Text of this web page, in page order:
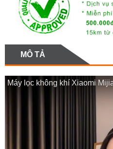
MÔ TẢ
Máy lọc không khí Xiaomi